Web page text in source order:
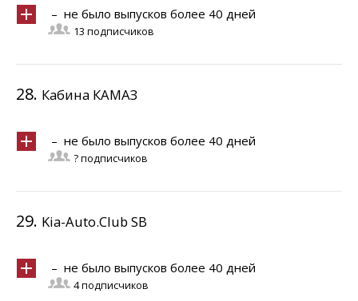
– не было выпусков более 40 дней
13 подписчиков
28. Кабина КАМАЗ
– не было выпусков более 40 дней
? подписчиков
29. Kia-Auto.Club SB
– не было выпусков более 40 дней
4 подписчиков